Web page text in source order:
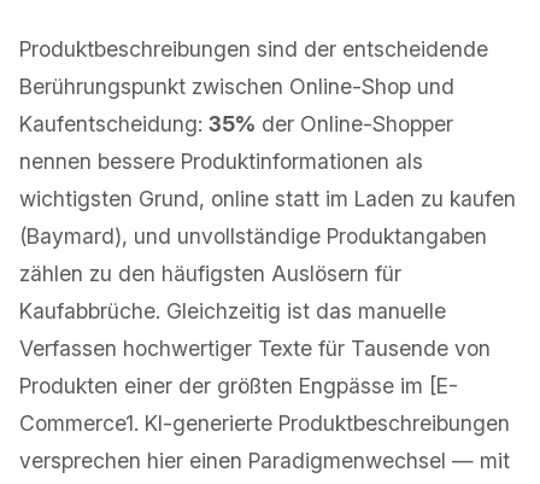
Produktbeschreibungen sind der entscheidende
Berührungspunkt zwischen Online-Shop und
Kaufentscheidung: 35% der Online-Shopper
nennen bessere Produktinformationen als
wichtigsten Grund, online statt im Laden zu kaufen
(Baymard), und unvollständige Produktangaben
zählen zu den häufigsten Auslösern für
Kaufabbrüche. Gleichzeitig ist das manuelle
Verfassen hochwertiger Texte für Tausende von
Produkten einer der größten Engpässe im [E-
Commerce1. KI-generierte Produktbeschreibungen
versprechen hier einen Paradigmenwechsel — mit